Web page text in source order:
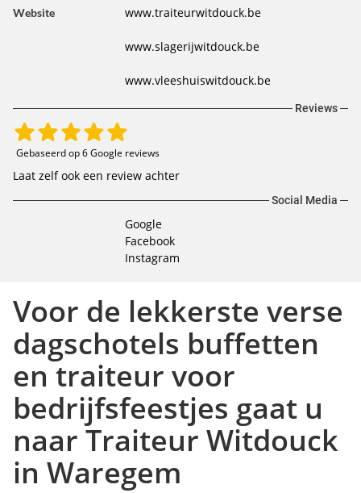
Website www.traiteurwitdouck.be
www.slagerijwitdouck.be
www.vleeshuiswitdouck.be
Reviews
Gebaseerd op 6 Google reviews
Laat zelf ook een review achter
Social Media
Google
Facebook
Instagram
Voor de lekkerste verse
dagschotels buffetten
en traiteur voor
bedrijfsfeestjes gaat u
naar Traiteur Witdouck
in Waregem